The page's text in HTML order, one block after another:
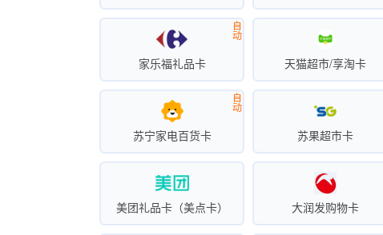
家乐福礼品卡
自
动
天猫超市/享淘卡
苏宁家电百货卡
自
动
苏果超市卡
美团礼品卡（美点卡） 大润发购物卡